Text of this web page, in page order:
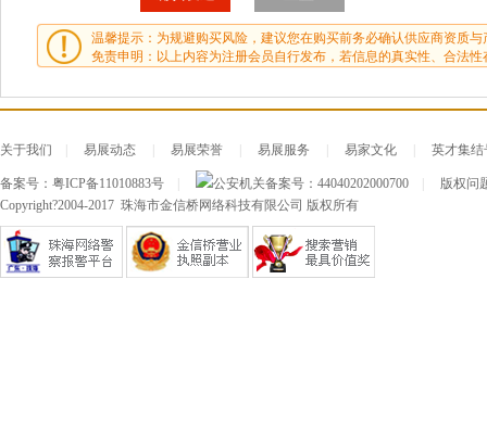
温馨提示：为规避购买风险，建议您在购买前务必确认供应商资质与
免责申明：以上内容为注册会员自行发布，若信息的真实性、合法性
关于我们 易展动态 易展荣誉 易展服务 易家文化 英才集结
备案号： 粤ICP备11010883号 公安机关备案号： 44040202000700
版权问
Copyright?2004-2017 珠海市金信桥网络科技有限公司 版权所有